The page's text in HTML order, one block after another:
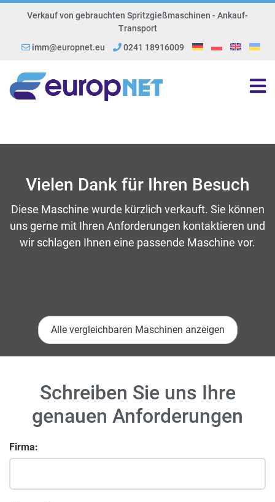
Verkauf von gebrauchten Spritzgießmaschinen - Ankauf-
Transport
imm@europnet.eu
0241 18916009
Vielen Dank für Ihren Besuch
Diese Maschine wurde kürzlich verkauft. Sie können
uns gerne mit Ihren Anforderungen kontaktieren und
wir schlagen Ihnen eine passende Maschine vor.
Alle vergleichbaren Maschinen anzeigen
Schreiben Sie uns Ihre
genauen Anforderungen
Firma: